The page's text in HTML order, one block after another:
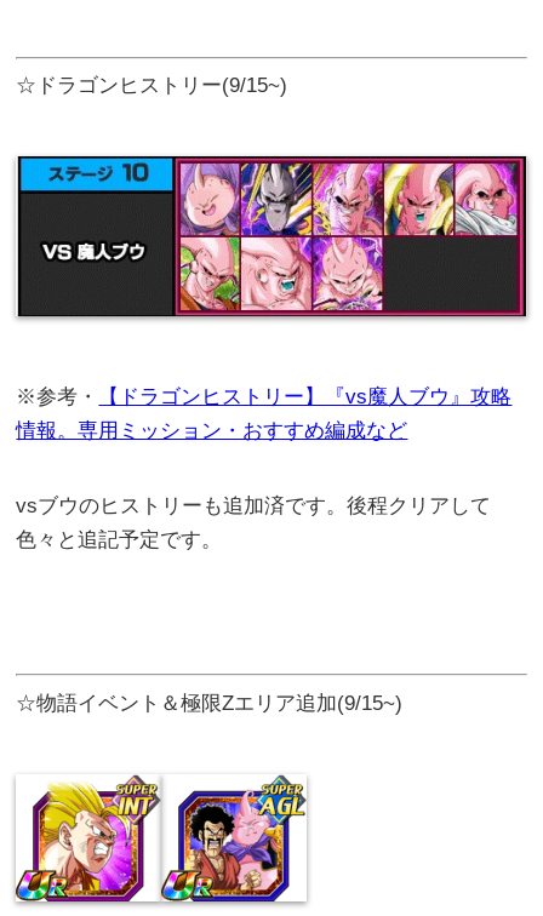
☆ドラゴンヒストリー(9/15~)
※参考・
【ドラゴンヒストリー】『vs魔人ブウ』攻略
情報。専用ミッション・おすすめ編成など
vsブウのヒストリーも追加済です。後程クリアして
色々と追記予定です。
☆物語イベント＆極限Zエリア追加(9/15~)